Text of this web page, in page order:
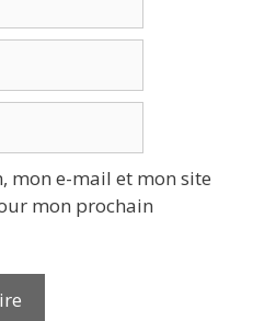
mon e-mail et mon site
mon prochain